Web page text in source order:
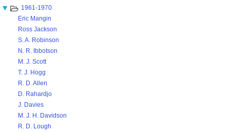
1961-1970
Eric Mangin
Ross Jackson
S. A. Robinson
N. R. Ibbotson
M. J. Scott
T. J. Hogg
R. D. Allen
D. Rahardjo
J. Davies
M. J. H. Davidson
R. D. Lough